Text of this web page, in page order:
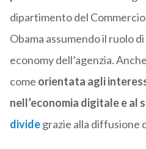
dipartimento del
Obama assumendo il ruolo
economy dell’agenzia.
come orientata agli
nell’economia digitale e al
dividegrazie alla diffusione